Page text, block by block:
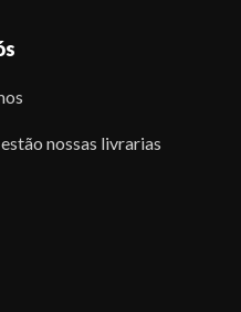
nossas livrarias